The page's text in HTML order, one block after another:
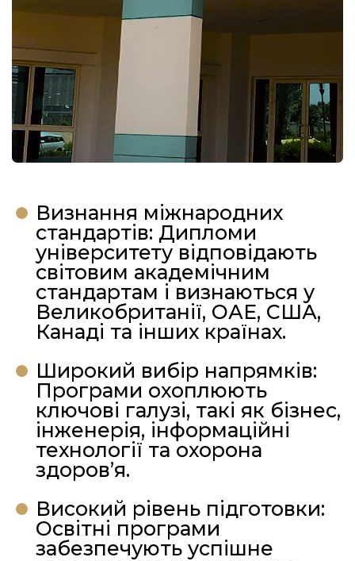
Визнання міжнародних
стандартів: Дипломи
університету відповідають
світовим академічним
стандартам і визнаються у
Великобританії, ОАЕ, США,
Канаді та інших країнах.
Широкий вибір напрямків:
Програми охоплюють
ключові галузі, такі як бізнес,
інженерія, інформаційні
технології та охорона
здоров’я.
Високий рівень підготовки:
Освітні програми
забезпечують успішне